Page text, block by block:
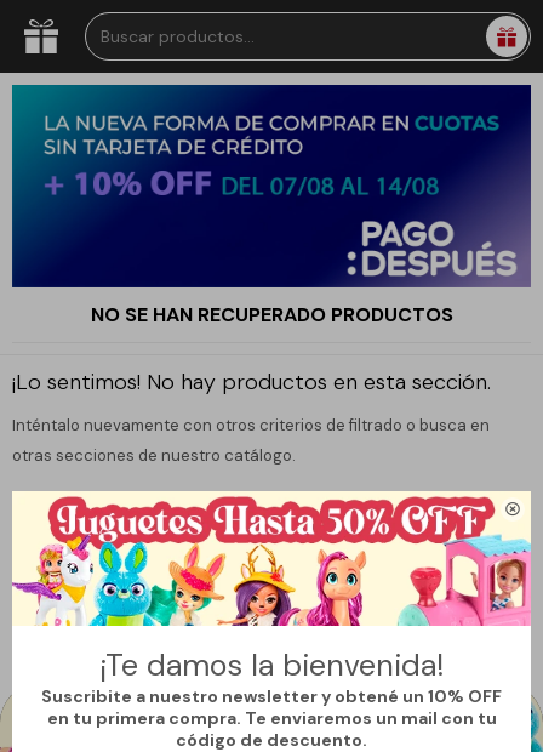

¡Te damos la bienvenida!
Suscribite a nuestro newsletter y obtené un 10% OFF
en tu primera compra. Te enviaremos un mail con tu
código de descuento.
NO SE HAN RECUPERADO PRODUCTOS
¡Lo sentimos! No hay productos en esta sección.
Inténtalo nuevamente con otros criterios de filtrado o busca en
otras secciones de nuestro catálogo.
Filtrando por: Juguetería Muñecas My Little Pony
Quitar filtros
Te recomendamos quitar: My Little Pony